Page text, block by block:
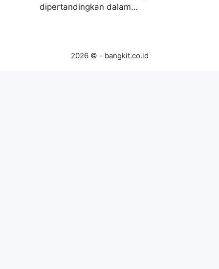
dipertandingkan dalam…
2026 © - bangkit.co.id